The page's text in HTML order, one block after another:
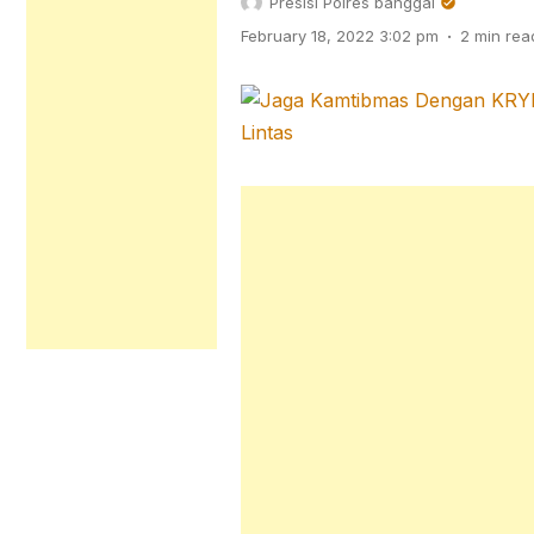
February 18, 2022 3:02 pm . 2 min